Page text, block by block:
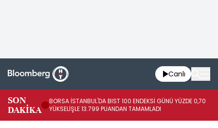
Canlı
SON
DAKİKA
BORSA İSTANBUL'DA BIST 100 ENDEKSİ GÜNÜ YÜZDE 0,70
YÜKSELİŞLE 13.799 PUANDAN TAMAMLADI